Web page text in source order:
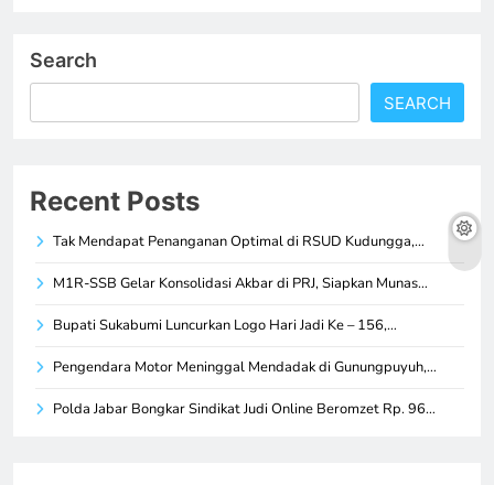
Search
SEARCH
Recent Posts
Tak Mendapat Penanganan Optimal di RSUD Kudungga,…
M1R-SSB Gelar Konsolidasi Akbar di PRJ, Siapkan Munas…
Bupati Sukabumi Luncurkan Logo Hari Jadi Ke – 156,…
Pengendara Motor Meninggal Mendadak di Gunungpuyuh,…
Polda Jabar Bongkar Sindikat Judi Online Beromzet Rp. 96…